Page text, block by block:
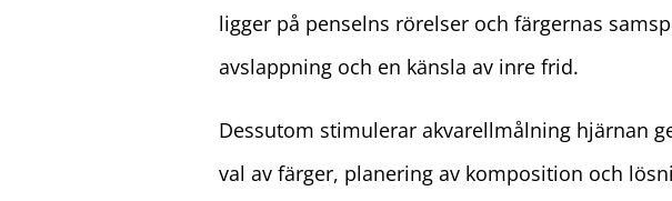
ligger på penselns rörelser och färgernas
avslappning och en känsla av inre frid.
Dessutom stimulerar akvarellmålning hjärnan
val av färger, planering av komposition och